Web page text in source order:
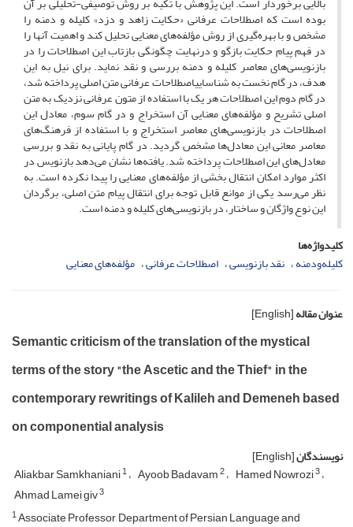
بوده است که اصطلاحات عرفانی «حکایت زاهد و دزد» کلیله ‌و دمنه را
مشخص و با بهره‌گیری از روش مؤلفه‌های معنایی تحلیل کند و اهمیت آنها را
در فهم پیام حکایت بازگو و درنهایت چگونگی بازتاب این اصطلاحات را در
بازنویسی‌های معاصر کلیله ‌و دمنه بررسی و نقد نماید. برای نیل به این
هدف، در گام نخست به شناساییاصطلاحات عرفانی متن اصلی پرداخته شد،
در گام دوم این اصطلاحات هر یک با استفاده از متون عرفانی نزدیک به متن
اصلی تشریح و مؤلفه‌های معنایی آن استخراج و در گام سوم، معادل این
اصطلاحات در بازنویسی‌های معاصر استخراج و با استفاده از فرهنگ‌های
معاصر معانی این معادل‌ها مشخص گردید. در گام پایانی به نقد و بررسی
معادل‌های این اصطلاحات پرداخته شد. یافته‌ها نشان می‌دهد بازنویس در
اکثر موارد امکان انتقال بخشی از مؤلفه‌های معنایی را پیدا نکرده است. به
نظر می‌رسد یکی از موانع قابل ‌توجه برای انتقال پیام متن اصلی، برگردان
این نوع واژگان و ساختار، در بازنویسی‌های کلیله ‌و دمنه است.
کلیدواژه‌ها
کلیله‌ودمنه نقد بازنویسی‌ اصطلاحات عرفانی مؤلفه‌های معنایی
عنوان مقاله[English]
Semantic criticism of the translation of the mystical
terms of the story "the Ascetic and the Thief" in the
contemporary rewritings of Kalileh and Demeneh based
on componential analysis
نویسندگان[English]
Aliakbar Samkhaniani1 Ayoob Badavam2 Hamed Nowrozi3
Ahmad Lamei giv3
1Associate Professor, Department of Persian Language and